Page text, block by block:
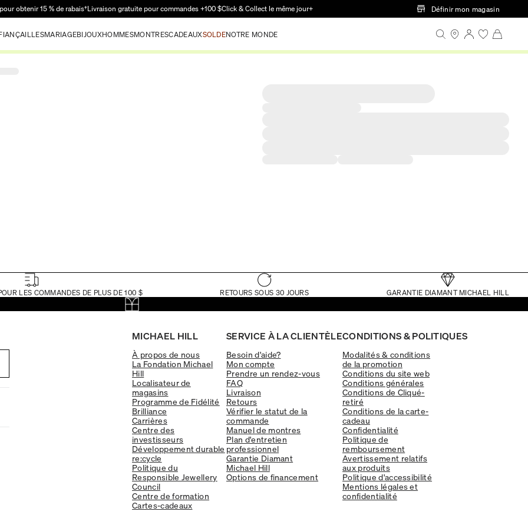
Passer au contenu principal
obtenir 15 % de rabais†Livraison gratuite pour commandes +100 $Click & Collect le même jour+ Définir mon magasin
MARIAGEBIJOUXHOMMESMONTRESCADEAUXSOLDENOTRE MONDE
LES COMMANDES DE PLUS DE 100 $ RETOURS SOUS 30 JOURS GARANTIE DIAMANT MICHAEL HILL
MICHAEL HILL
À propos de nous
La Fondation Michael
Hill
Localisateur de
magasins
Programme de Fidélité
Brilliance
Carrières
Centre des
investisseurs
Développement durable
re:cycle
Politique du
Responsible Jewellery
Council
Centre de formation
Cartes-cadeaux
SERVICE À LA CLIENTÈLE
Besoin d'aide?
Mon compte
Prendre un rendez-vous
FAQ
Livraison
Retours
Vérifier le statut de la
commande
Manuel de montres
Plan d'entretien
professionnel
Garantie Diamant
Michael Hill
Options de financement
CONDITIONS & POLITIQUES
Modalités & conditions
de la promotion
Conditions du site web
Conditions générales
Conditions de Cliqué-
retiré
Conditions de la carte-
cadeau
Confidentialité
Politique de
remboursement
Avertissement relatifs
aux produits
Politique d'accessibilité
Mentions légales et
confidentialité